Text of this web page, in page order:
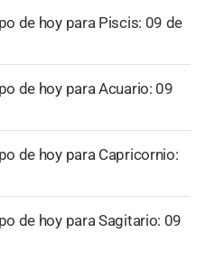
de hoy para Piscis: 09 de
de hoy para Acuario: 09
de hoy para Capricornio:
de hoy para Sagitario: 09